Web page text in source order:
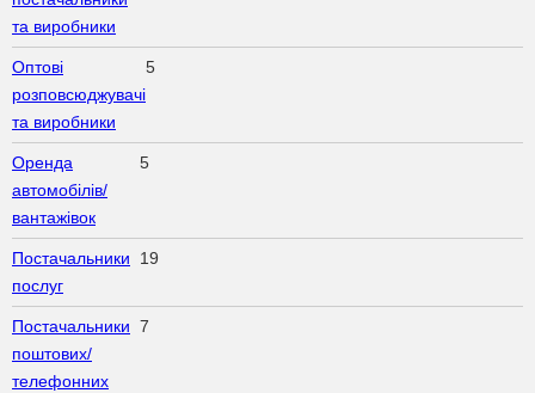
та виробники
Оптові
розповсюджувачі
та виробники
5
Оренда
автомобілів/
вантажівок
5
Постачальники
послуг
19
Постачальники
поштових/
телефонних
7